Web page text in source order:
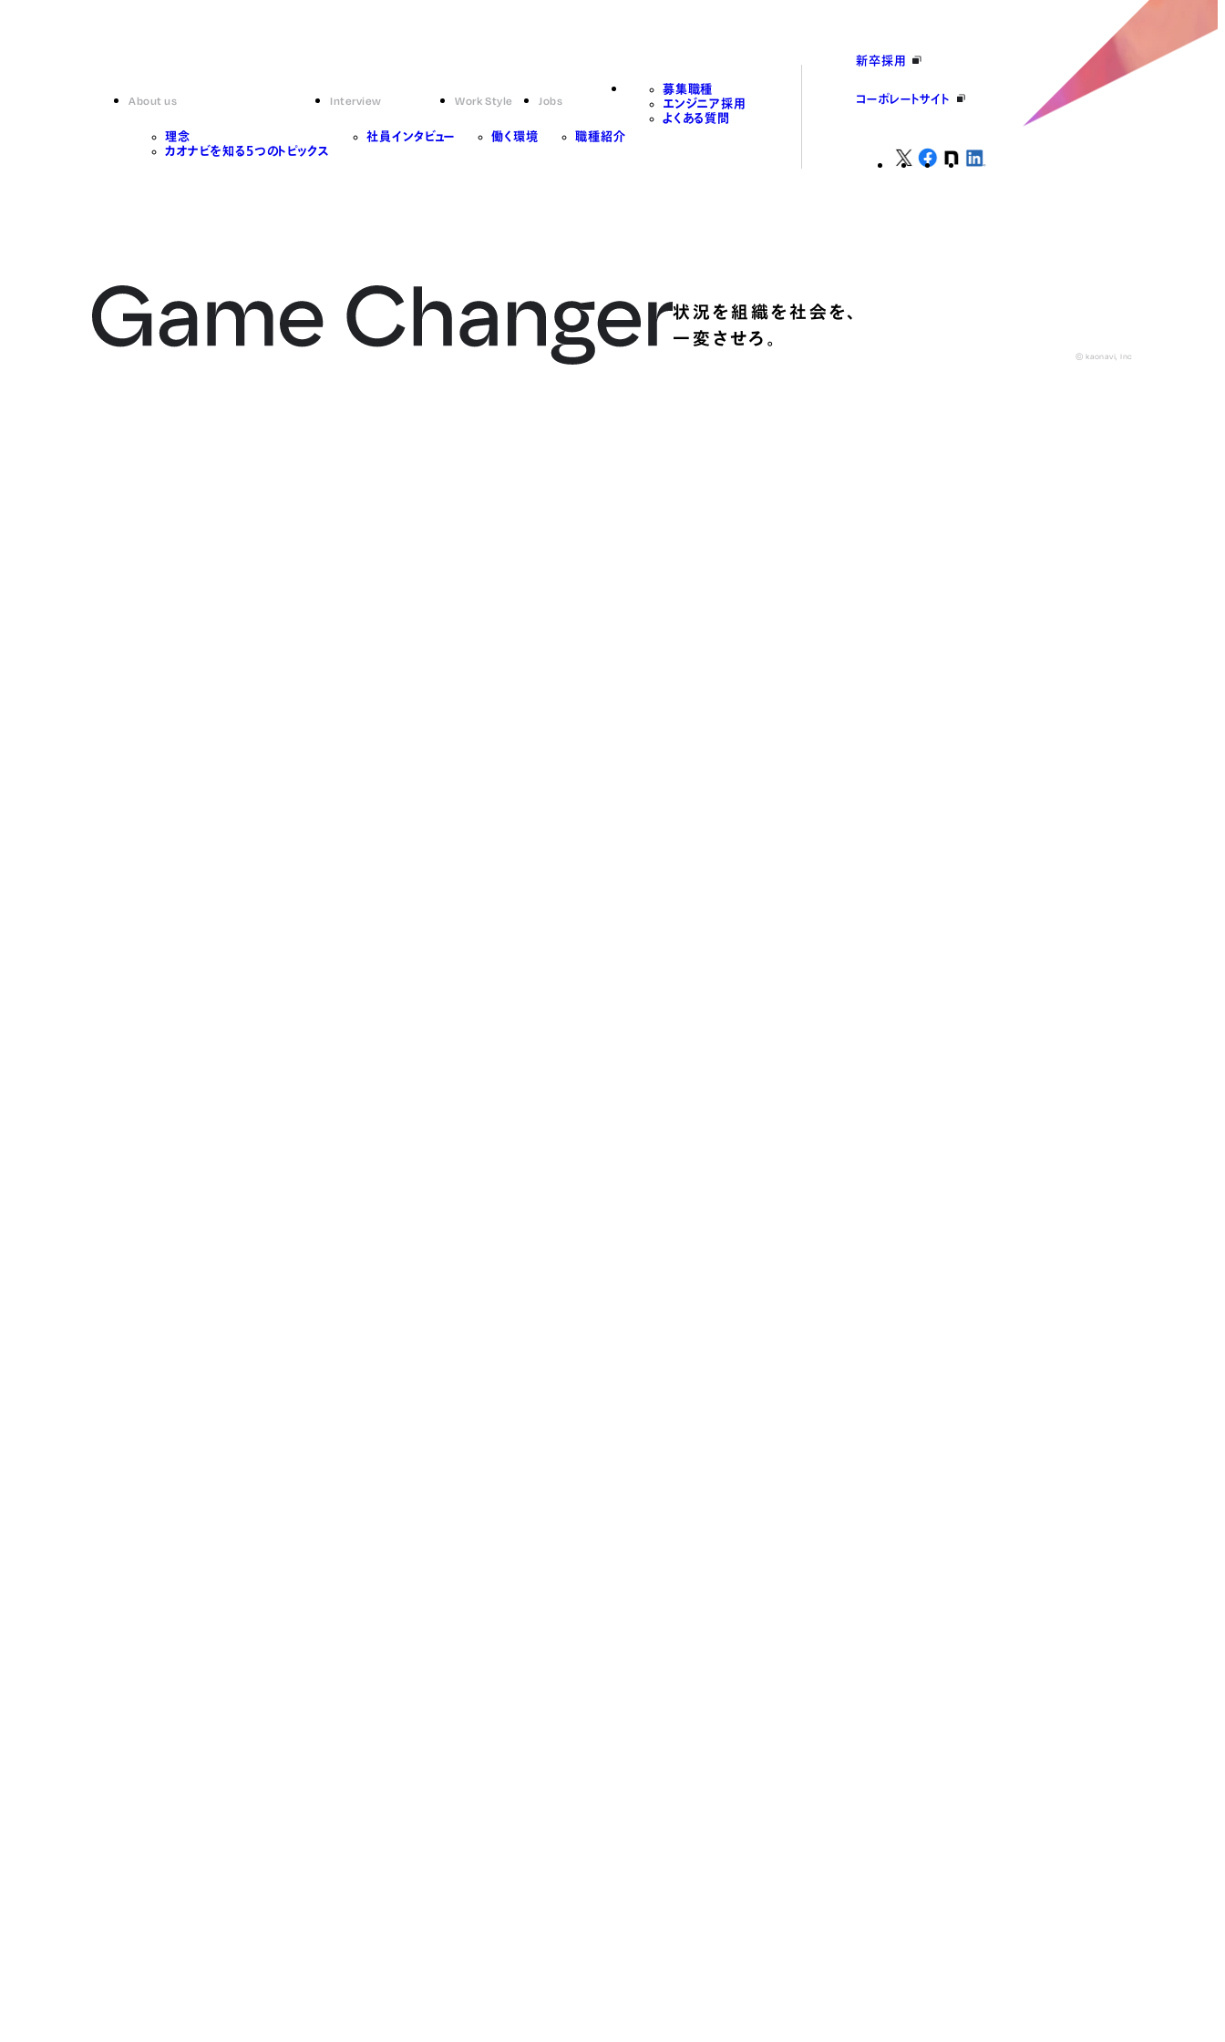
About us
理念
カオナビを知る5つのトピックス
Interview
社員インタビュー
Work Style
働く環境
Jobs
職種紹介
募集職種
エンジニア採用
よくある質問
新卒採用
コーポレートサイト
状況を組織を社会を、
一変させろ。
© kaonavi, Inc